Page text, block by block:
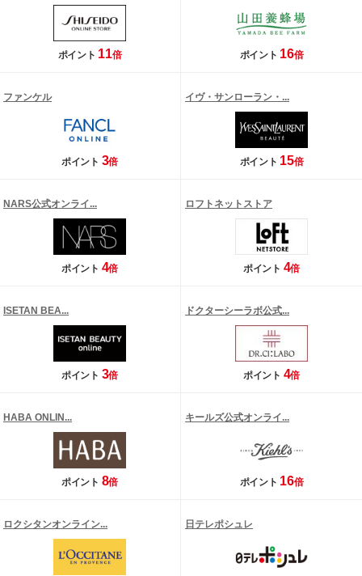
ポイント 11倍 ポイント 16倍
ファンケル
ポイント 3倍
イヴ・サンローラン・...
ポイント 15倍
NARS公式オンライ...
ポイント 4倍
ロフトネットストア
ポイント 4倍
ISETAN BEA...
ポイント 3倍
ドクターシーラボ公式...
ポイント 4倍
HABA ONLIN...
ポイント 8倍
キールズ公式オンライ...
ポイント 16倍
ロクシタンオンライン... 日テレポシュレ